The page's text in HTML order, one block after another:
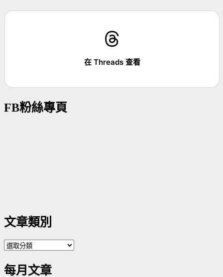
在 Threads 查看
FB粉絲專頁
文章類別
文
類
每月文章